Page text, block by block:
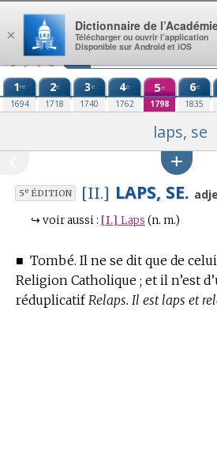
Aller au contenu
1re
1694
2e
1718
3e
1740
4e
1762
5e
1798
6e
1835
laps, se
5eÉDITION [II.] LAPS, SE.
↪ voir aussi : [I.] Laps (n. m.)
■ Tombé. Il ne se dit que de
Religion Catholique ; et il n’est
réduplicatif Relaps. Il est laps et
×
Dictionnaire de
Télécharger ou ouvrir l’application
Disponible sur Android et iOS